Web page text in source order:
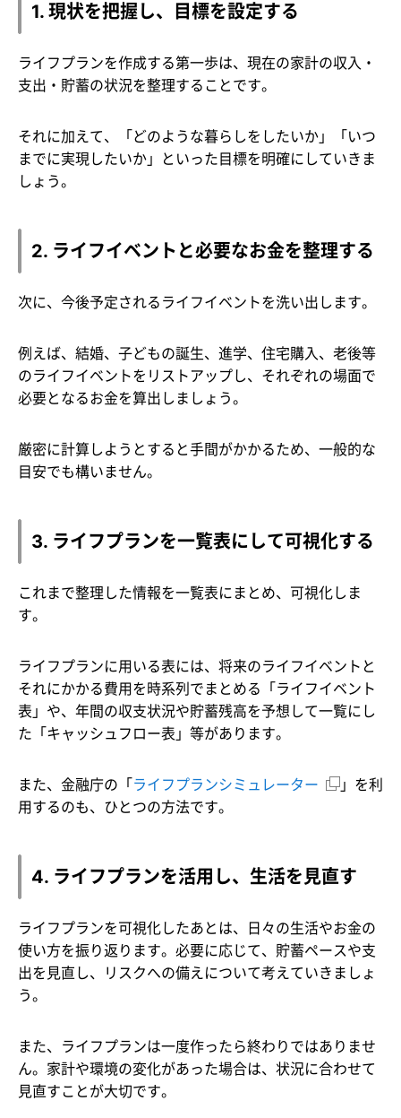
1. 現状を把握し、目標を設定する
ライフプランを作成する第一歩は、現在の家計の収入・
支出・貯蓄の状況を整理することです。
それに加えて、「どのような暮らしをしたいか」「いつ
までに実現したいか」といった目標を明確にしていきま
しょう。
2. ライフイベントと必要なお金を整理する
次に、今後予定されるライフイベントを洗い出します。
例えば、結婚、子どもの誕生、進学、住宅購入、老後等
のライフイベントをリストアップし、それぞれの場面で
必要となるお金を算出しましょう。
厳密に計算しようとすると手間がかかるため、一般的な
目安でも構いません。
3. ライフプランを一覧表にして可視化する
これまで整理した情報を一覧表にまとめ、可視化しま
す。
ライフプランに用いる表には、将来のライフイベントと
それにかかる費用を時系列でまとめる「ライフイベント
表」や、年間の収支状況や貯蓄残高を予想して一覧にし
た「キャッシュフロー表」等があります。
また、金融庁の「ライフプランシミュレーター
」を利
用するのも、ひとつの方法です。
4. ライフプランを活用し、生活を見直す
ライフプランを可視化したあとは、日々の生活やお金の
使い方を振り返ります。必要に応じて、貯蓄ペースや支
出を見直し、リスクへの備えについて考えていきましょ
う。
また、ライフプランは一度作ったら終わりではありませ
ん。家計や環境の変化があった場合は、状況に合わせて
見直すことが大切です。